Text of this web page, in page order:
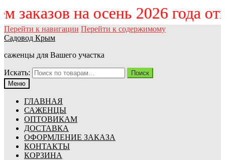
заказов на осень 2026 года
Перейти к навигации Перейти к содержимому
Садовод Крым
саженцы для Вашего участка
Искать:
Поиск
Меню
ГЛАВНАЯ
САЖЕНЦЫ
ОПТОВИКАМ
ДОСТАВКА
ОФОРМЛЕНИЕ ЗАКАЗА
КОНТАКТЫ
КОРЗИНА